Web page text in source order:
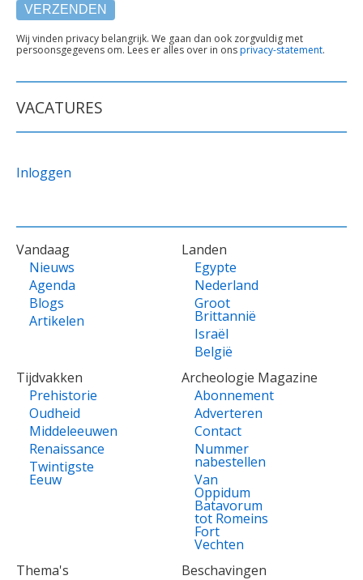
TEKST
ONDER
Wij vinden privacy belangrijk. We gaan dan ook zorgvuldig met
persoonsgegevens om. Lees er alles over in onsprivacy-statement.
VACATURES
Inloggen
VOET
Vandaag
Nieuws
Agenda
Blogs
Artikelen
Landen
Egypte
Nederland
Groot
Brittannië
Israël
België
Tijdvakken
Prehistorie
Oudheid
Middeleeuwen
Renaissance
Twintigste
Eeuw
Archeologie Magazine
Abonnement
Adverteren
Contact
Nummer
nabestellen
Van
Oppidum
Batavorum
tot Romeins
Fort
Vechten
Thema's
Beschavingen